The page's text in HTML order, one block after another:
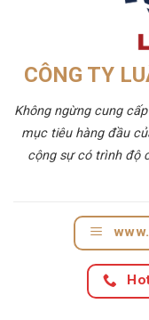
CÔNG TY
Không ngừng cung
mục tiêu hàng đầu
cộng sự có trình độ